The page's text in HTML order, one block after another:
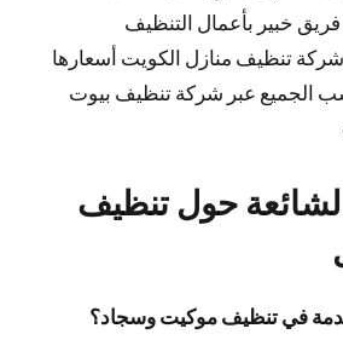
خبير بأعمال التنظيف
تنظيف منازل الكويت أسعارها
الجميع عبر شركة تنظيف بيوت
حول تنظيف
في تنظيف موكيت وسجاد؟